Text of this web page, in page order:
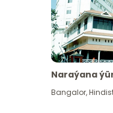
Naraýana
Bangalor,